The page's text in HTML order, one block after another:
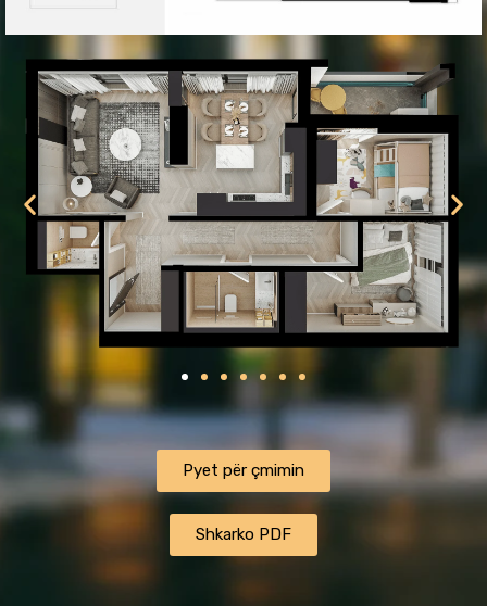
ㅤㅤㅤㅤPyet për çmiminㅤㅤㅤㅤ
ㅤㅤㅤㅤShkarko PDFㅤㅤㅤㅤ